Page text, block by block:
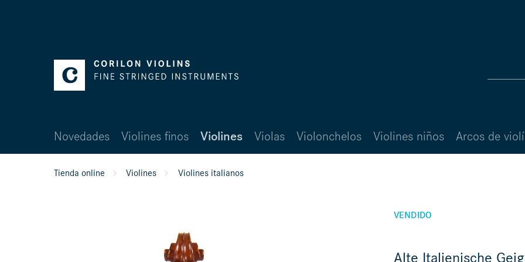
Novedades Violines finos Violines Violas Violonchelos Violines niños Arcos de
Tienda online Violines Violines italianos
VENDIDO
Alte Italienische